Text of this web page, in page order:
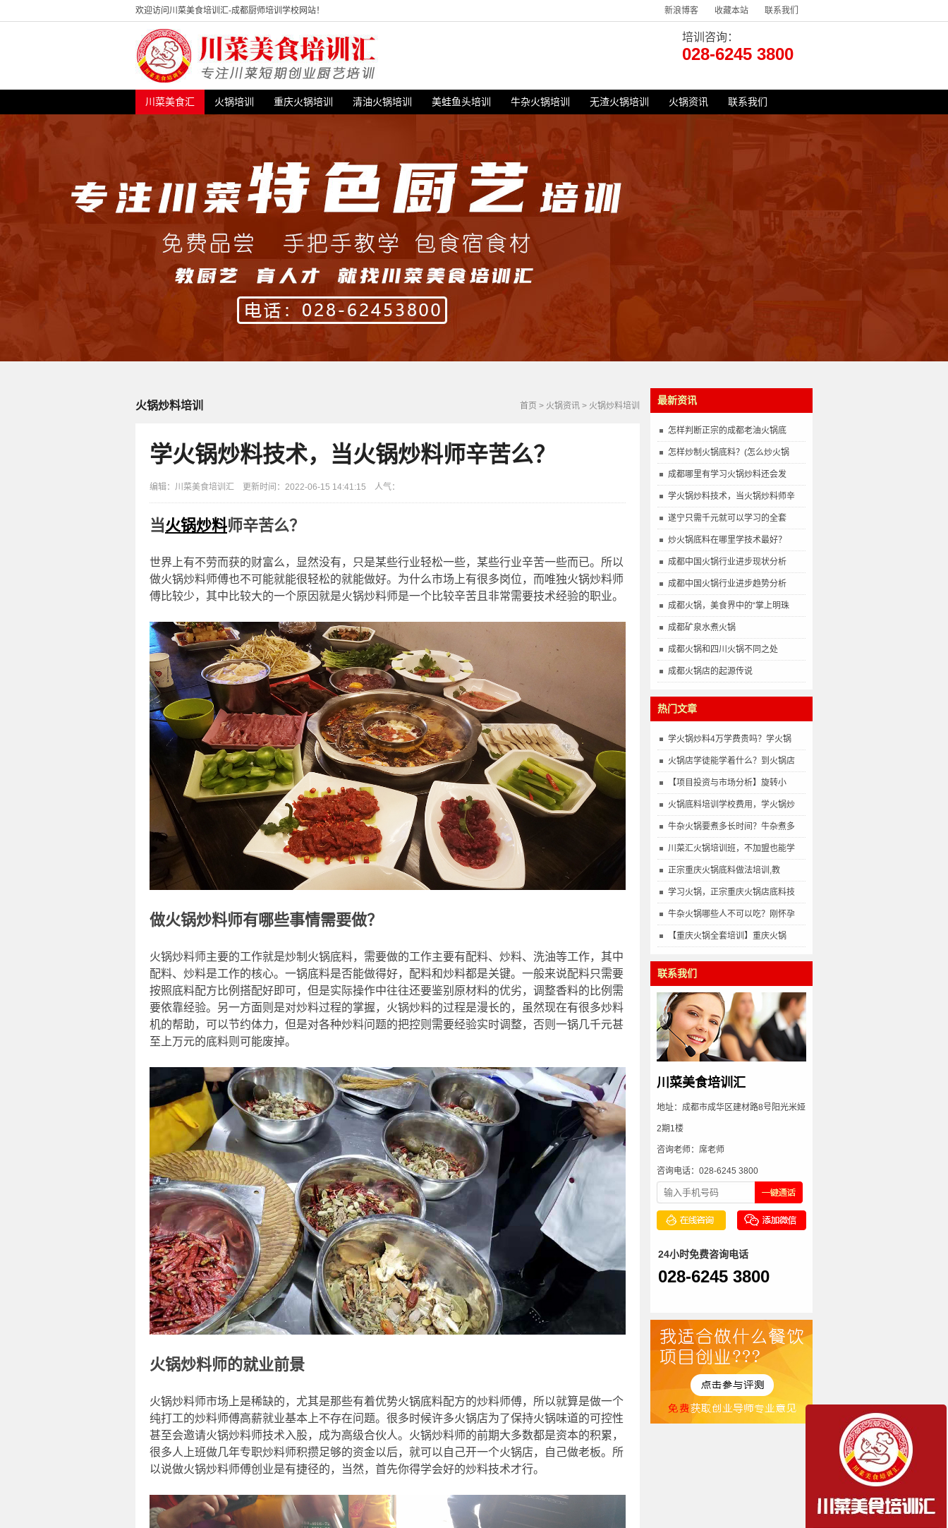
新浪博客 收藏本站 联系我们
欢迎访问川菜美食培训汇-成都厨师培训学校网站！
培训咨询：
028-6245 3800
川菜美食汇 火锅培训 重庆火锅培训 清油火锅培训 美蛙鱼头培训 牛杂火锅培训 无渣火锅培训 火锅资讯 联系我们
最新资讯
怎样判断正宗的成都老油火锅底
怎样炒制火锅底料？(怎么炒火锅
成都哪里有学习火锅炒料还会发
学火锅炒料技术，当火锅炒料师辛
遂宁只需千元就可以学习的全套
炒火锅底料在哪里学技术最好？
成都中国火锅行业进步现状分析
成都中国火锅行业进步趋势分析
成都火锅，美食界中的“掌上明珠
成都矿泉水煮火锅
成都火锅和四川火锅不同之处
成都火锅店的起源传说
热门文章
学火锅炒料4万学费贵吗？学火锅
火锅店学徒能学着什么？到火锅店
【项目投资与市场分析】旋转小
火锅底料培训学校费用，学火锅炒
牛杂火锅要煮多长时间？牛杂煮多
川菜汇火锅培训班，不加盟也能学
正宗重庆火锅底料做法培训,教
学习火锅，正宗重庆火锅店底料技
牛杂火锅哪些人不可以吃？刚怀孕
【重庆火锅全套培训】重庆火锅
联系我们
川菜美食培训汇
地址：成都市成华区建材路8号阳光米娅
2期1楼
咨询老师：席老师
咨询电话：028-6245 3800
24小时免费咨询电话
028-6245 3800
首页 > 火锅资讯 > 火锅炒料培训
火锅炒料培训
学火锅炒料技术，当火锅炒料师辛苦么？
编辑：川菜美食培训汇 更新时间：2022-06-15 14:41:15 人气：
当火锅炒料师辛苦么？
世界上有不劳而获的财富么，显然没有，只是某些行业轻松一些，某些行业辛苦一些而已。所以
做火锅炒料师傅也不可能就能很轻松的就能做好。为什么市场上有很多岗位，而唯独火锅炒料师
傅比较少，其中比较大的一个原因就是火锅炒料师是一个比较辛苦且非常需要技术经验的职业。
做火锅炒料师有哪些事情需要做？
火锅炒料师主要的工作就是炒制火锅底料，需要做的工作主要有配料、炒料、洗油等工作，其中
配料、炒料是工作的核心。一锅底料是否能做得好，配料和炒料都是关键。一般来说配料只需要
按照底料配方比例搭配好即可，但是实际操作中往往还要鉴别原材料的优劣，调整香料的比例需
要依靠经验。另一方面则是对炒料过程的掌握，火锅炒料的过程是漫长的，虽然现在有很多炒料
机的帮助，可以节约体力，但是对各种炒料问题的把控则需要经验实时调整，否则一锅几千元甚
至上万元的底料则可能废掉。
火锅炒料师的就业前景
火锅炒料师市场上是稀缺的，尤其是那些有着优势火锅底料配方的炒料师傅，所以就算是做一个
纯打工的炒料师傅高薪就业基本上不存在问题。很多时候许多火锅店为了保持火锅味道的可控性
甚至会邀请火锅炒料师技术入股，成为高级合伙人。火锅炒料师的前期大多数都是资本的积累，
很多人上班做几年专职炒料师积攒足够的资金以后，就可以自己开一个火锅店，自己做老板。所
以说做火锅炒料师傅创业是有捷径的，当然，首先你得学会好的炒料技术才行。